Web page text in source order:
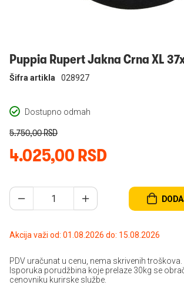
Puppia Rupert Jakna Crna XL
Dostupno odmah
Šifra artikla 028927
4.025,00 RSD
5.750,00 RSD
Akcija važi od: 01.08.2026 do: 15.08.2026
PDV uračunat u cenu, nema skrivenih troškova.
Isporuka porudžbina koje prelaze 30kg se
cenovniku kurirske službe.